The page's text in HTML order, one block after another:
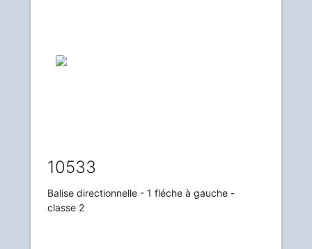
10533
Balise directionnelle - 1 fléche à gauche -
classe 2